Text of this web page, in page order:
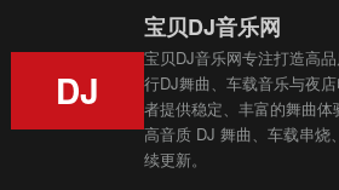
DJ
宝贝DJ音乐网
宝贝DJ音乐网专注打造高
行DJ舞曲、车载音乐与夜
者提供稳定、丰富的舞曲体
高音质 DJ 舞曲、车载串烧
续更新。